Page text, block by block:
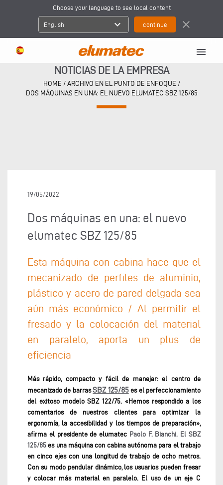
Choose your language to see local content
English expand_more close
menu
NOTICIAS DE LA EMPRESA
HOME / ARCHIVO EN EL PUNTO DE ENFOQUE /
DOS MÁQUINAS EN UNA: EL NUEVO ELUMATEC SBZ 125/85
19/05/2022
Dos máquinas en una: el nuevo
elumatec SBZ 125/85
Esta máquina con cabina hace que el
mecanizado de perfiles de aluminio,
plástico y acero de pared delgada sea
aún más económico / Al permitir el
fresado y la colocación del material
en paralelo, aporta un plus de
eficiencia
Más rápido, compacto y fácil de manejar: el centro de
mecanizado de barrasSBZ 125/85es el perfeccionamiento
del exitoso modelo SBZ 122/75. «Hemos respondido a los
comentarios de nuestros clientes para optimizar la
ergonomía, la accesibilidad y los tiempos de preparación»,
afirma el presidente de elumatec Paolo F. Bianchi. El SBZ
125/85es una máquina con cabina autónoma para el trabajo
en cinco ejes con una longitud de trabajo de ocho metros.
Con su modo pendular dinámico, los usuarios pueden fresar
y colocar más material en paralelo. El uso de un eje C